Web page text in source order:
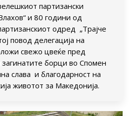
партизански
и 80 години од
одред „Трајче
повод делегација на
свежо цвеќе пред
борци во Спомен
слава и благодарност на
животот за Македонија.